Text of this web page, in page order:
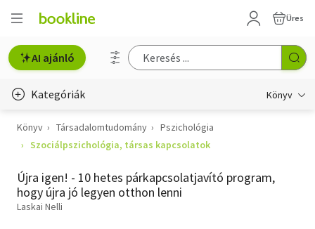
Üres
AI ajánló
Kategóriák Könyv
Életmód, egészség
Gyermek- és ifjúsági
Könyv Társadalomtudomány
Pszichológia
Szociálpszichológia, társas kapcsolatok
Újra igen! - 10 hetes párkapcsolatjavító program,
hogy újra jó legyen otthon lenni
Laskai Nelli